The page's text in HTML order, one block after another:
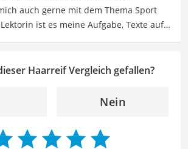
ist aus unserer Sicht besonders
fürHaarschmuck-Fans.
auch gerne mit dem Thema Sport
ist es meine Aufgabe, Texte auf
helfen, ihre Botschaften klar und
Wort und meine breitgefächerten
ich frische Perspektiven sowie neue
ein, um sicherzustellen,
qualitativ hochwertig als auch
Haarreif Vergleich gefallen?
Nein